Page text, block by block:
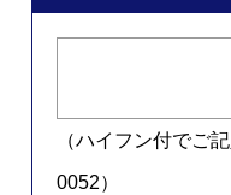
（ハイフン付でご
0052）